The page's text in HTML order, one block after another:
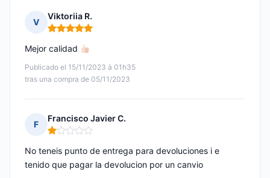
V
Viktoriia R.
Nota: 5 de 5
Publicado el 15/11/2023 à 01h35
tras una compra de 05/11/2023
Mejor calidad
F
Francisco Javier C.
Nota: 1 de 5
No teneis punto de entrega para devoluciones i e
tenido que pagar la devolucion por un canvio